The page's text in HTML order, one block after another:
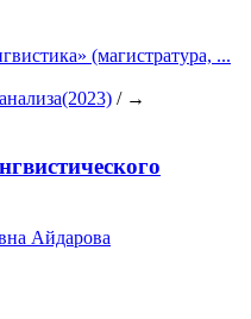
(магистратура, ...
/ →
Айдарова